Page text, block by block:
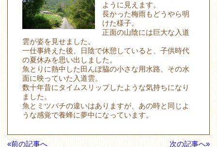
ように見えます。
長かった梅雨もどうやら明
けた様子。
正面の山陰には巨大な入道
雲が姿を見せました。
一仕事終えた後、日陰で休憩していると、子供時代
の夏休みを思い出しました。
魚とりに熱中した田んぼ脇の小さな用水路、その水
面に映っていた入道雲。
数十年昔にタイムスリップしたような気持ちになり
ました。
魚とミツバチの違いはありますが、あの時と同じよ
うな感覚で養蜂に夢中になっています。
«前の記事へ 次の記事へ»